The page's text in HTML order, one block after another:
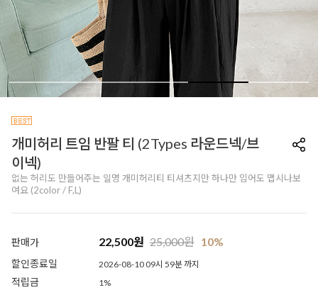
개미허리 트임 반팔 티 (2Types 라운드넥/브
이넥)
없는 허리도 만들어주는 일명 개미허리티 티셔츠지만 하나만 입어도 맵시나보
여요 (2color / F,L)
판매가 22,500원 25,000원 10%
할인종료일 2026-08-10 09시 59분 까지
적립금 1%